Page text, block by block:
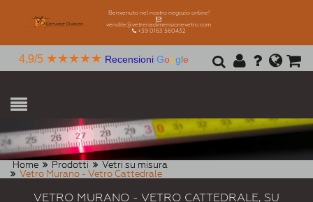
Benvenuto nel nostro negozio online!
vendite@vetreriadimensionevetro.com
+39 0163 560432
4,9/5 ★★★★★ Recensioni Google
Home Prodotti
Vetri su misura
Vetro Murano - Vetro Cattedrale
VETRO MURANO - VETRO CATTEDRALE, SU